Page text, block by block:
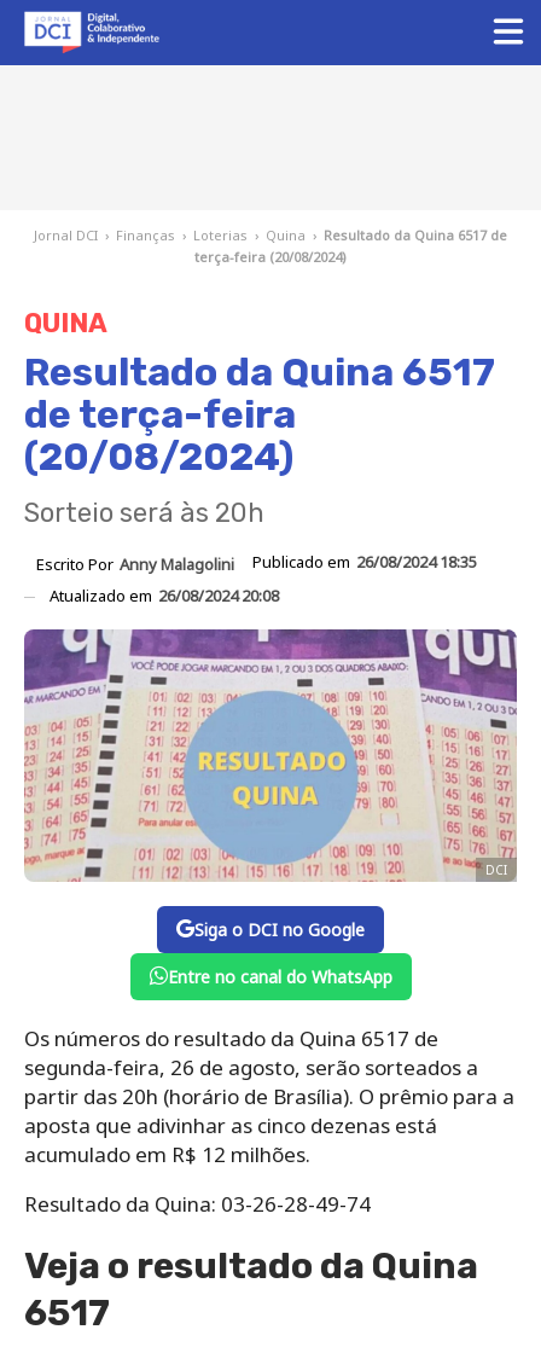
Jornal DCI › Finanças › Loterias › Quina › Resultado da Quina 6517 de
terça-feira (20/08/2024)
QUINA
Resultado da Quina 6517
de terça-feira
(20/08/2024)
Sorteio será às 20h
Escrito Por Anny Malagolini Publicado em 26/08/2024 18:35
Atualizado em 26/08/2024 20:08
DCI
Siga o DCI no Google
Entre no canal do WhatsApp
Os números do resultado da Quina 6517 de
segunda-feira, 26 de agosto, serão sorteados a
partir das 20h (horário de Brasília). O prêmio para a
aposta que adivinhar as cinco dezenas está
acumulado em R$ 12 milhões.
Resultado da Quina: 03-26-28-49-74
Veja o resultado da Quina
6517